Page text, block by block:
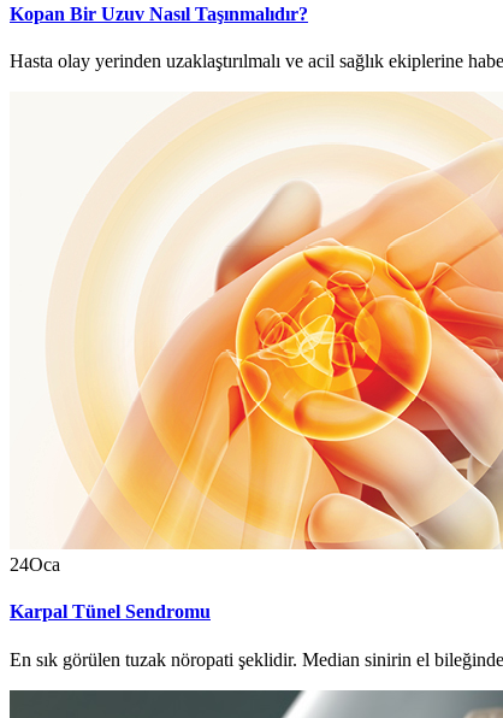
Kopan Bir Uzuv Nasıl Taşınmalıdır?
Hasta olay yerinden uzaklaştırılmalı ve acil sağlık ekiplerine
24Oca
Karpal Tünel Sendromu
En sık görülen tuzak nöropati şeklidir. Median sinirin el